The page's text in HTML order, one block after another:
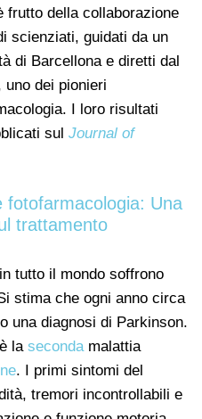
frutto della collaborazione
scienziati, guidati da un
di Barcellona e diretti dal
dei pionieri
I loro risultati
sul Journal of
fotofarmacologia: Una
trattamento
tutto il mondo soffrono
stima che ogni anno circa
una diagnosi di Parkinson.
la secondamalattia
. I primi sintomi del
tremori incontrollabili e